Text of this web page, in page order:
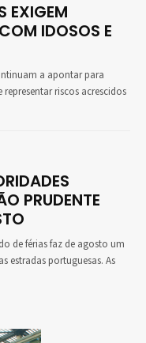
EXIGEM
IDOSOS E
a apontar para
riscos acrescidos
PRUDENTE
de férias faz de agosto um
estradas portuguesas. As